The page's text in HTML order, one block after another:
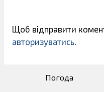
Щоб відправити
авторизуватись.
Погода